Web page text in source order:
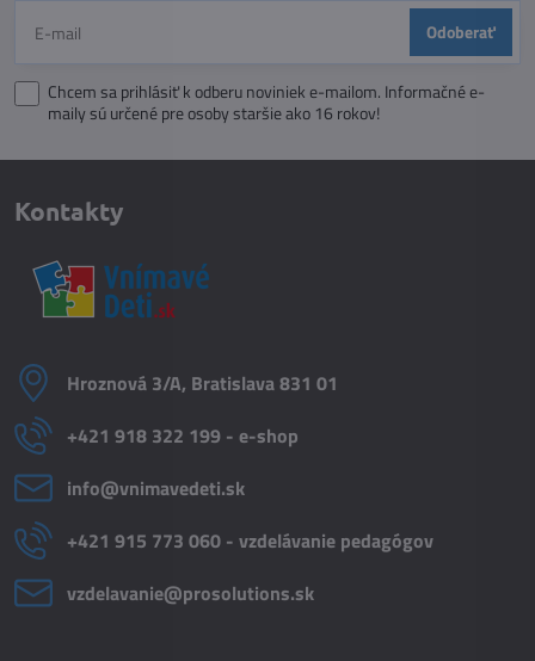
Odoberať
Chcem sa prihlásiť k odberu noviniek e-mailom. Informačné e-
maily sú určené pre osoby staršie ako 16 rokov!
Kontakty
Hroznová 3/A, Bratislava 831 01
+421 918 322 199 - e-shop
info​@vnimavedeti​.sk
+421 915 773 060 - vzdelávanie pedagógov
vzdelavanie​@prosolutions​.sk